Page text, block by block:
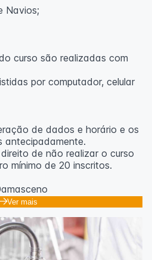
de não realizar o curso
mínimo de 20 inscritos.
Navios;
curso são realizadas com
por computador, celular
de dados e horário e os
​​antecipadamente.
de não realizar o curso
mínimo de 20 inscritos.
Ver mais